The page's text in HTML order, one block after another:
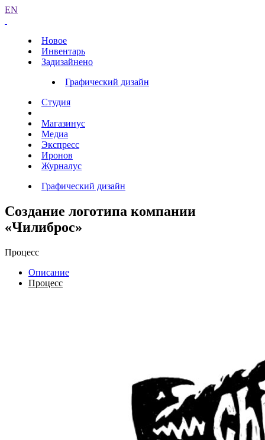
EN
Новое
Инвентарь
Задизайнено
Графический дизайн
Студия
Магазинус
Медиа
Экспресс
Иронов
Журналус
Графический дизайн
Создание логотипа компании
«Чилиброс»
Процесс
Описание
Процесс